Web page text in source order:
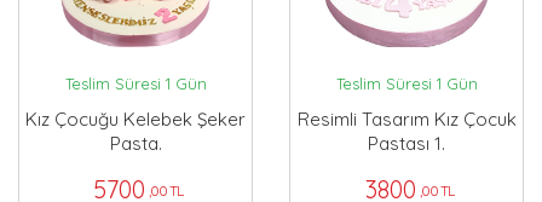
Teslim Süresi 1 Gün
Kız Çocuğu Kelebek Şeker
Pasta.
5700 ,00 TL
Teslim Süresi 1 Gün
Resimli Tasarım Kız Çocuk
Pastası 1.
3800 ,00 TL